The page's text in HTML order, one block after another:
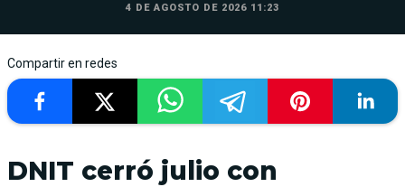
4 DE AGOSTO DE 2026 11:23
Compartir en redes
DNIT cerró julio con